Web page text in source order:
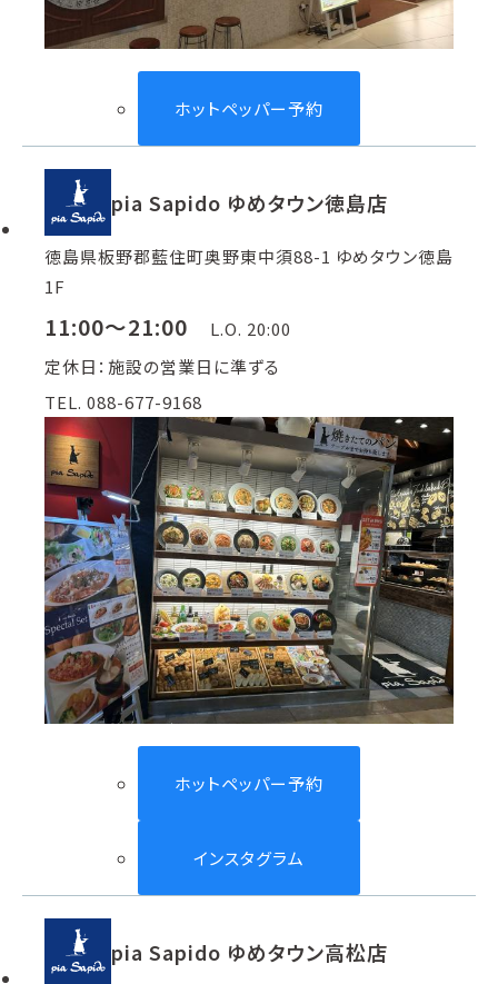
ホットペッパー予約
pia Sapido ゆめタウン徳島店
徳島県板野郡藍住町奥野東中須88-1 ゆめタウン徳島
1F
11:00～21:00
L.O. 20:00
定休日：施設の営業日に準ずる
TEL. 088-677-9168
ホットペッパー予約
インスタグラム
pia Sapido ゆめタウン高松店